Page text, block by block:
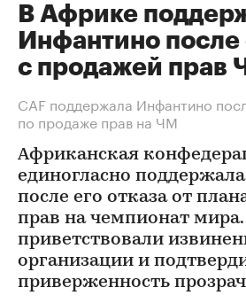
В Африке
Инфантино после
с продажей прав
СAF поддержала Инфантино
по продаже прав на ЧМ
Африканская
единогласно
после его отказа от
прав на чемпионат мира.
приветствовали
организации и
приверженность